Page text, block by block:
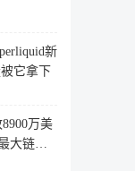
新
它拿下
万美
大链上